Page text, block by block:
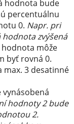
hodnota bude
percentuálnu
0. Napr. pri
zvýšená
hodnota môže
byť rovná 0.
max. 3 desatinné
hodnoty 2 bude
2.